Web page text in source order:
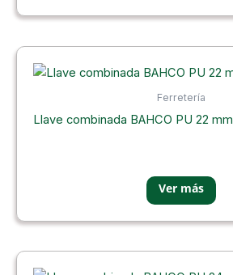
Ferretería
Llave combinada BAHCO PU 22 mm